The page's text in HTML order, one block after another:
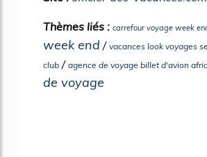
Thèmes liés : carrefour voyage week
week end / vacances look voyages
club / agence de voyage billet d'avion
de voyage